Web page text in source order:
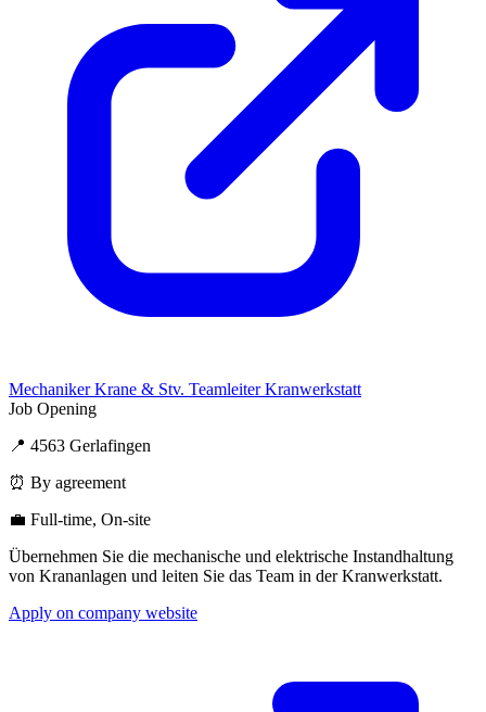
Mechaniker Krane & Stv. Teamleiter Kranwerkstatt
Job Opening
📍 4563 Gerlafingen
⏰ By agreement
💼 Full-time, On-site
Übernehmen Sie die mechanische und elektrische Instandhaltung
von Krananlagen und leiten Sie das Team in der Kranwerkstatt.
Apply on company website